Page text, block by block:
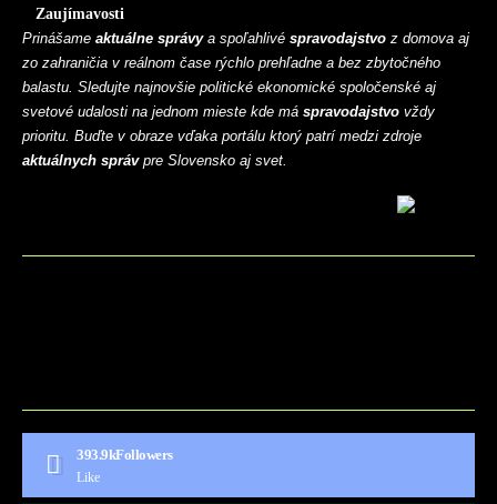
Zaujímavosti
Prinášame aktuálne správya spoľahlivé spravodajstvo z domova aj
zo zahraničia v reálnom čase rýchlo prehľadne a bez zbytočného
balastu. Sledujte najnovšie politické ekonomické spoločenské aj
svetové udalosti na jednom mieste kde má spravodajstvo vždy
prioritu. Buďte v obraze vďaka portálu ktorý patrí medzi zdroje
aktuálnych správpre Slovensko aj svet.
393.9kFollowers
Like